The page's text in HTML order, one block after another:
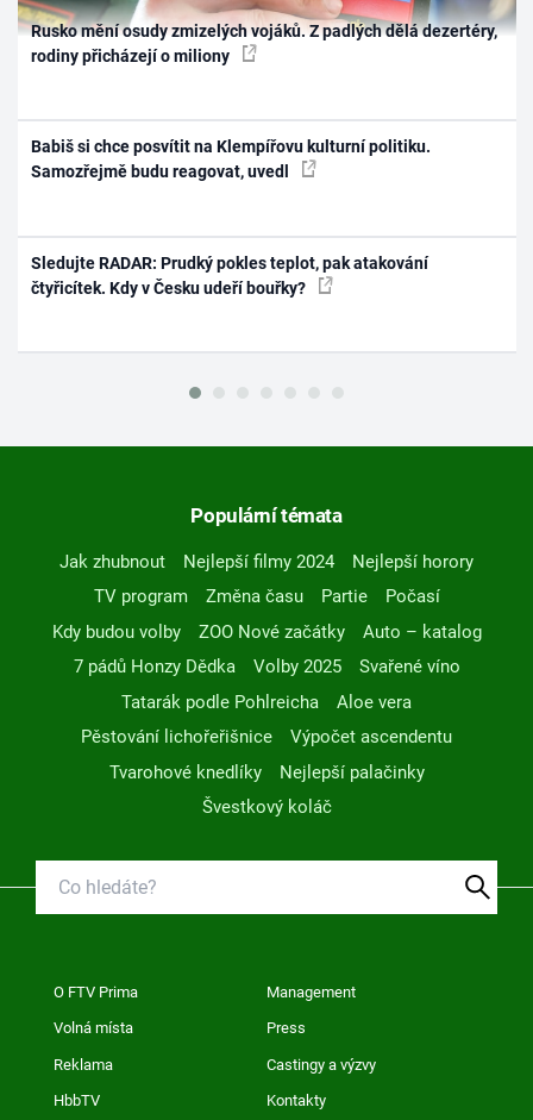
Rusko mění osudy zmizelých vojáků. Z padlých dělá dezertéry,
rodiny přicházejí o miliony
Babiš si chce posvítit na Klempířovu kulturní politiku.
Samozřejmě budu reagovat, uvedl
Sledujte RADAR: Prudký pokles teplot, pak atakování
čtyřicítek. Kdy v Česku udeří bouřky?
Populární témata
Jak zhubnout Nejlepší filmy 2024
Nejlepší horory
TV program
Změna času Partie
Počasí
Kdy budou volby
ZOO Nové začátky
Auto – katalog
7 pádů Honzy Dědka
Volby 2025
Svařené víno
Tatarák podle Pohlreicha
Aloe vera
Pěstování lichořeřišnice
Výpočet ascendentu
Tvarohové knedlíky
Nejlepší palačinky
Švestkový koláč
O FTV Prima Management
Volná místa Press
Reklama Castingy a výzvy
HbbTV Kontakty